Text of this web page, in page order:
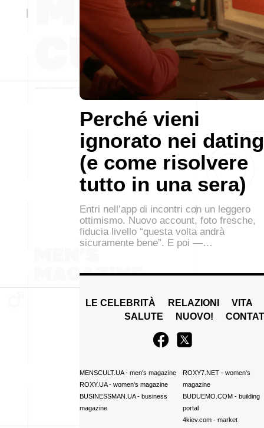
Perché vieni
ignorato nei dating
(e come risolvere
tutto in una sera)
Entri nell’app di incontri con un leggero
ottimismo. Nuovo account, foto fresche,
fiducia livello “questa volta andrà
sicuramente bene”. E poi —…
LE CELEBRITÀ RELAZIONI
VITA
SALUTE
NUOVO!
MENSCULT.UA- men's magazine
ROXY.UA- women's magazine
BUSINESSMAN.UA- business
magazine
ROXY7.NET- women's
magazine
BUDUEMO.COM- building
portal
4kiev.com- market